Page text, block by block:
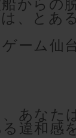
船から
、とあ
ゲーム仙
あなた
違和感